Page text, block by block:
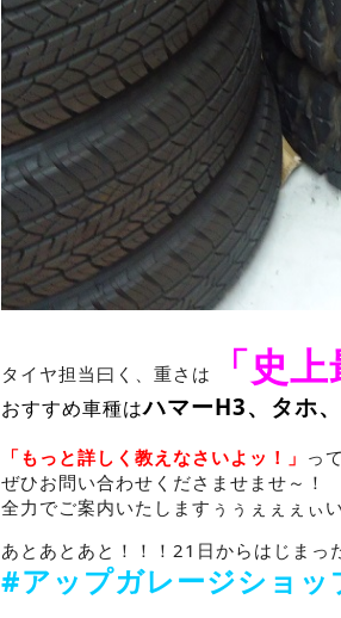
タイヤ担当曰く、重さは 「史
おすすめ車種はハマーH3、タホ
「もっと詳しく教えなさいよッ！」
っ
ぜひお問い合わせくださませませ～！
全力でご案内いたしますぅぅぇぇぇぃ
あとあとあと！！！21日からはじまっ
#アップガレージショッ